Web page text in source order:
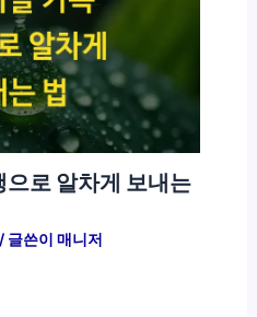
로 알차게 보내는
/ 글쓴이 매니저